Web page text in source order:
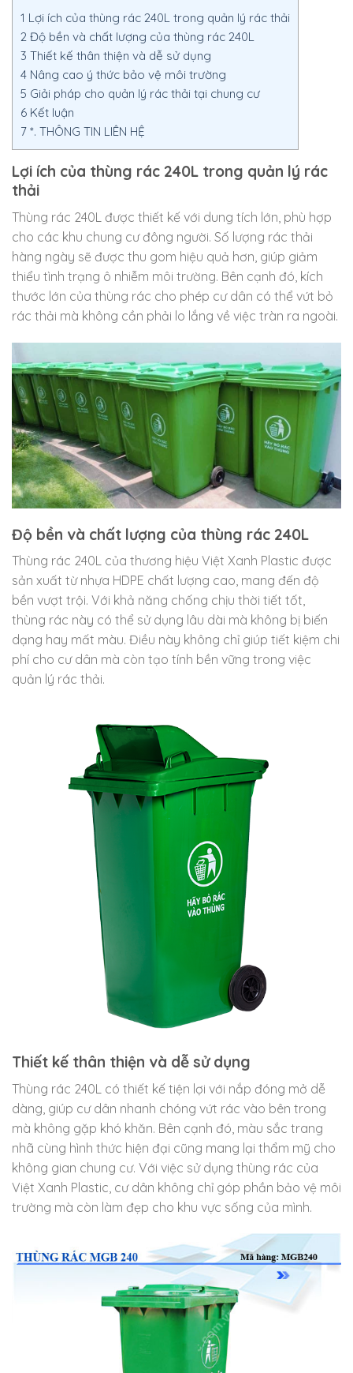
1 Lợi ích của thùng rác 240L trong quản lý rác thải
2 Độ bền và chất lượng của thùng rác 240L
3 Thiết kế thân thiện và dễ sử dụng
4 Nâng cao ý thức bảo vệ môi trường
5 Giải pháp cho quản lý rác thải tại chung cư
6 Kết luận
7 *. THÔNG TIN LIÊN HỆ
Lợi ích của thùng rác 240L trong quản lý rác
thải
Thùng rác 240L được thiết kế với dung tích lớn, phù hợp
cho các khu chung cư đông người. Số lượng rác thải
hàng ngày sẽ được thu gom hiệu quả hơn, giúp giảm
thiểu tình trạng ô nhiễm môi trường. Bên cạnh đó, kích
thước lớn của thùng rác cho phép cư dân có thể vứt bỏ
rác thải mà không cần phải lo lắng về việc tràn ra ngoài.
Độ bền và chất lượng của thùng rác 240L
Thùng rác 240L của thương hiệu Việt Xanh Plastic được
sản xuất từ nhựa HDPE chất lượng cao, mang đến độ
bền vượt trội. Với khả năng chống chịu thời tiết tốt,
thùng rác này có thể sử dụng lâu dài mà không bị biến
dạng hay mất màu. Điều này không chỉ giúp tiết kiệm chi
phí cho cư dân mà còn tạo tính bền vững trong việc
quản lý rác thải.
Thiết kế thân thiện và dễ sử dụng
Thùng rác 240L có thiết kế tiện lợi với nắp đóng mở dễ
dàng, giúp cư dân nhanh chóng vứt rác vào bên trong
mà không gặp khó khăn. Bên cạnh đó, màu sắc trang
nhã cùng hình thức hiện đại cũng mang lại thẩm mỹ cho
không gian chung cư. Với việc sử dụng thùng rác của
Việt Xanh Plastic, cư dân không chỉ góp phần bảo vệ môi
trường mà còn làm đẹp cho khu vực sống của mình.